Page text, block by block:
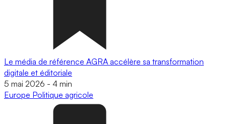
Le média de référence AGRA accélère sa transformation
digitale et éditoriale
5 mai 2026 - 4 min
Europe Politique agricole